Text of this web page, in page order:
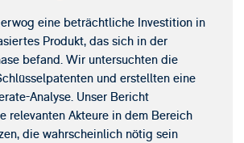
eine beträchtliche Investition in
Produkt, das sich in der
befand. Wir untersuchten die
und erstellten eine
Analyse. Unser Bericht
relevanten Akteure in dem Bereich
die wahrscheinlich nötig sein